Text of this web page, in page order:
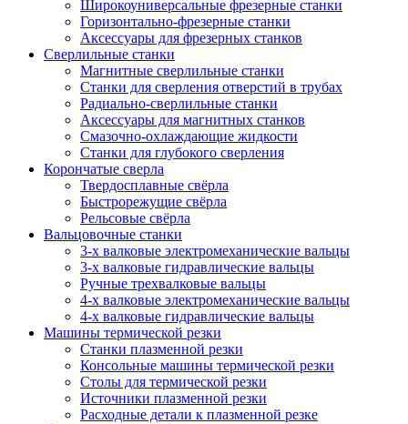
Широкоуниверсальные фрезерные станки
Горизонтально-фрезерные станки
Аксессуары для фрезерных станков
Сверлильные станки
Магнитные сверлильные станки
Станки для сверления отверстий в трубах
Радиально-сверлильные станки
Аксессуары для магнитных станков
Смазочно-охлаждающие жидкости
Станки для глубокого сверления
Корончатые сверла
Твердосплавные свёрла
Быстрорежущие свёрла
Рельсовые свёрла
Вальцовочные станки
3-х валковые электромеханические вальцы
3-х валковые гидравлические вальцы
Ручные трехвалковые вальцы
4-х валковые электромеханические вальцы
4-х валковые гидравлические вальцы
Машины термической резки
Станки плазменной резки
Консольные машины термической резки
Столы для термической резки
Источники плазменной резки
Расходные детали к плазменной резке